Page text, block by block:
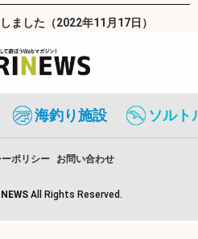
ました（2022年11月17日）
海釣り施設 ソルト
ポリシー お問い合わせ
All Rights Reserved.